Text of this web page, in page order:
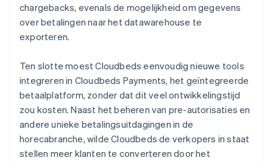
chargebacks, evenals de mogelijkheid om gegevens
over betalingen naar het datawarehouse te
exporteren.
Ten slotte moest Cloudbeds eenvoudig nieuwe tools
integreren in Cloudbeds Payments, het geïntegreerde
betaalplatform, zonder dat dit veel ontwikkelingstijd
zou kosten. Naast het beheren van pre-autorisaties en
andere unieke betalingsuitdagingen in de
horecabranche, wilde Cloudbeds de verkopers in staat
stellen meer klanten te converteren door het